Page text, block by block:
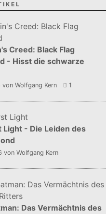
Creed: Black Flag
- Hisst die schwarze
von Wolfgang Kern 1
Light - Die Leiden des
von Wolfgang Kern
Das Vermächtnis des